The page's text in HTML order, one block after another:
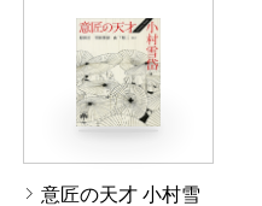
意匠の天才 小村雪